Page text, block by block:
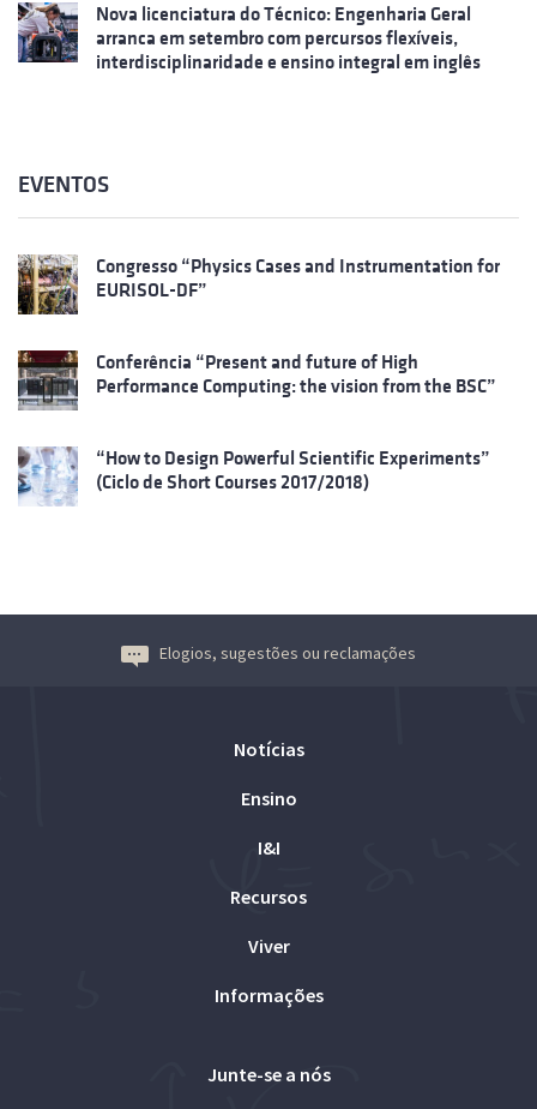
Nova licenciatura do Técnico: Engenharia Geral
arranca em setembro com percursos flexíveis,
interdisciplinaridade e ensino integral em inglês
EVENTOS
Congresso “Physics Cases and Instrumentation for
EURISOL-DF”
Conferência “Present and future of High
Performance Computing: the vision from the BSC”
“How to Design Powerful Scientific Experiments”
(Ciclo de Short Courses 2017/2018)
Elogios, sugestões ou reclamações
Notícias
Ensino
I&I
Recursos
Viver
Informações
Junte-se a nós